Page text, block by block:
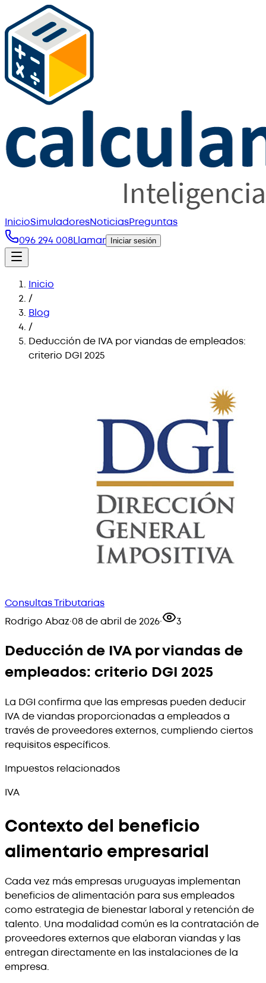
InicioSimuladoresNoticiasPreguntas
096 294 008Llamar Iniciar sesión
Inicio
/
Blog
/
Deducción de IVA por viandas de empleados:
criterio DGI 2025
Consultas Tributarias
Rodrigo Abaz·08 de abril de 2026· 3
Deducción de IVA por viandas de
empleados: criterio DGI 2025
La DGI confirma que las empresas pueden deducir
IVA de viandas proporcionadas a empleados a
través de proveedores externos, cumpliendo ciertos
requisitos específicos.
Impuestos relacionados
IVA
Contexto del beneficio
alimentario empresarial
Cada vez más empresas uruguayas implementan
beneficios de alimentación para sus empleados
como estrategia de bienestar laboral y retención de
talento. Una modalidad común es la contratación de
proveedores externos que elaboran viandas y las
entregan directamente en las instalaciones de la
empresa.